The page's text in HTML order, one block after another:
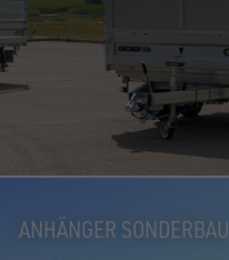
ANHÄNGER SONDERBAU